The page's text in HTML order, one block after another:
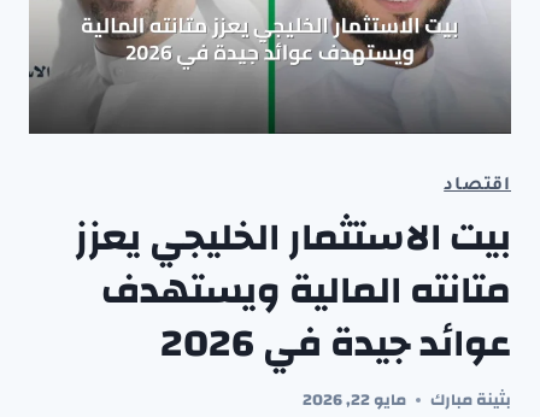
اقتصاد
بيت الاستثمار الخليجي يعزز
متانته المالية ويستهدف
عوائد جيدة في 2026
بثينة مبارك مايو 22, 2026